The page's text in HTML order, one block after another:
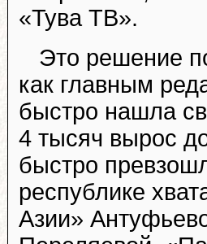
«Тува ТВ».
Это решение
как главным
быстро нашла
4 тысяч вырос
быстро
республике
Азии»